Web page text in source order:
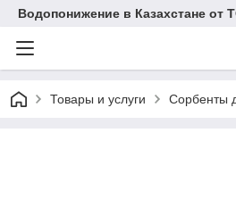
Водопонижение в Казахстане от
Товары и услуги Сорбенты